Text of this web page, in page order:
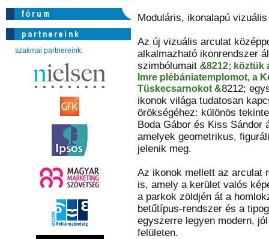
szakmai partnereink:
Moduláris, ikonalapú
Az új vizuális arculat
alkalmazható ikonrendszer
szimbólumait &8212; köztük
Imre plébániatemplomot, a
Tüskecsarnokot &8212;
ikonok világa tudatosan
örökségéhez: különös
Boda Gábor és Kiss
amelyek geometrikus,
jelenik meg.
Az ikonok mellett az arculat
is, amely a kerület valós
a parkok zöldjén át a
betűtípus-rendszer és a
egyszerre legyen modern,
felületen.